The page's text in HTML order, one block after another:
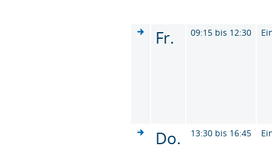
Fr. 09:15 bis 12:30
Do. 13:30 bis 16:45